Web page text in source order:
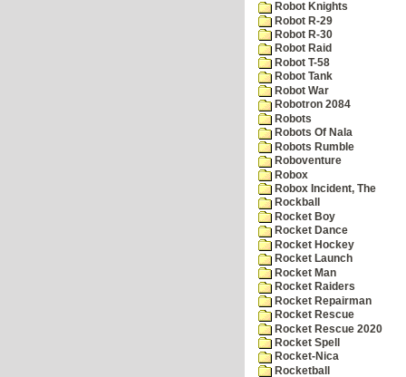
Robot Knights
Robot R-29
Robot R-30
Robot Raid
Robot T-58
Robot Tank
Robot War
Robotron 2084
Robots
Robots Of Nala
Robots Rumble
Roboventure
Robox
Robox Incident, The
Rockball
Rocket Boy
Rocket Dance
Rocket Hockey
Rocket Launch
Rocket Man
Rocket Raiders
Rocket Repairman
Rocket Rescue
Rocket Rescue 2020
Rocket Spell
Rocket-Nica
Rocketball